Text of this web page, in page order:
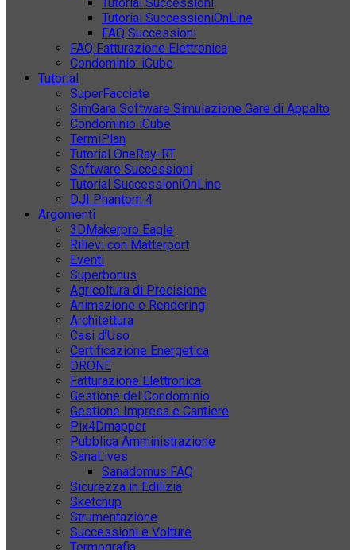
Tutorial SuccessioniOnLine
FAQ Successioni
FAQ Fatturazione Elettronica
Condominio: iCube
Tutorial
SuperFacciate
SimGara Software Simulazione Gare di Appalto
Condominio iCube
TermiPlan
Tutorial OneRay-RT
Software Successioni
Tutorial SuccessioniOnLine
DJI Phantom 4
Argomenti
3DMakerpro Eagle
Rilievi con Matterport
Eventi
Superbonus
Agricoltura di Precisione
Animazione e Rendering
Architettura
Casi d’Uso
Certificazione Energetica
DRONE
Fatturazione Elettronica
Gestione del Condominio
Gestione Impresa e Cantiere
Pix4Dmapper
Pubblica Amministrazione
SanaLives
Sanadomus FAQ
Sicurezza in Edilizia
Sketchup
Strumentazione
Successioni e Volture
Termografia